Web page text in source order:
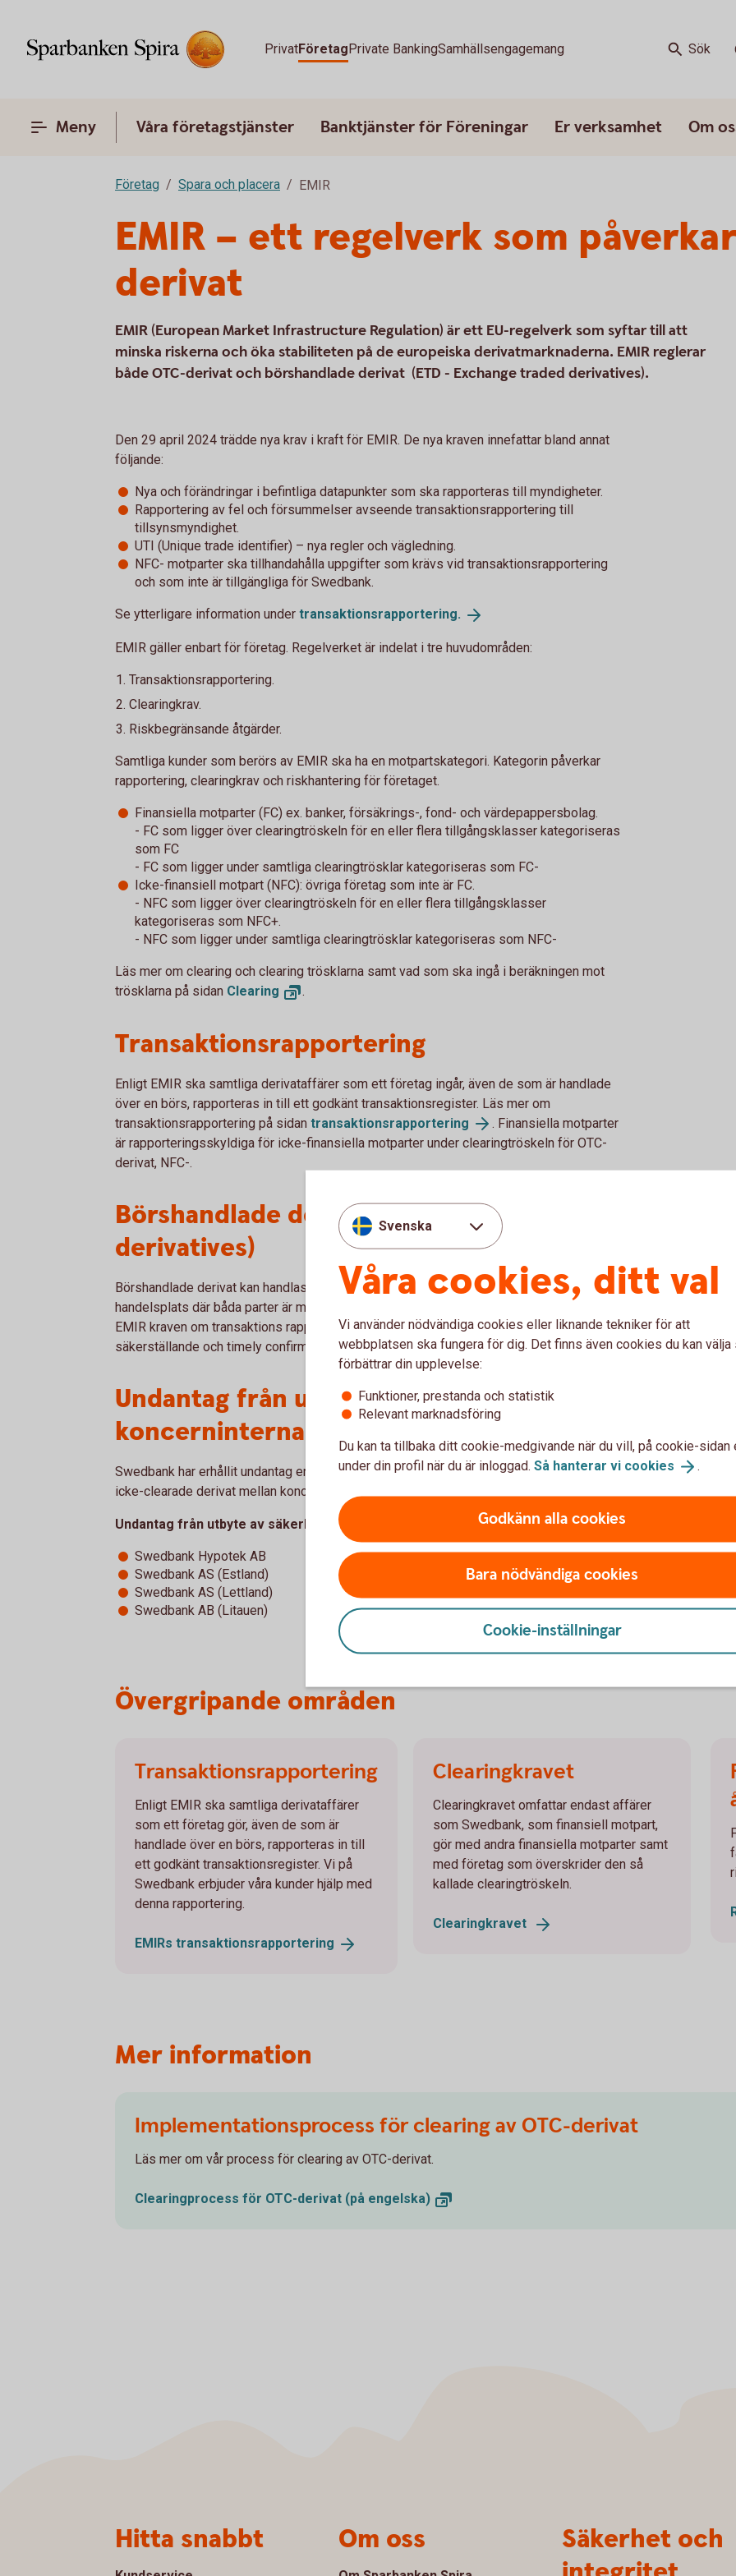
PrivatFöretagPrivate BankingSamhällsengagemang Sök
Meny Våra företagstjänster Banktjänster för Föreningar Er verksamhet Om
Företag Spara och placera EMIR
EMIR – ett regelverk som
derivat
EMIR (European Market Infrastructure Regulation) är ett EU-regelverk som syftar till att
minska riskerna och öka stabiliteten på de europeiska derivatmarknaderna. EMIR reglerar
både OTC-derivat och börshandlade derivat (ETD - Exchange traded derivatives).
Den 29 april 2024 trädde nya krav i kraft för EMIR. De nya kraven innefattar bland annat
följande:
Nya och förändringar i befintliga datapunkter som ska rapporteras till myndigheter.
Rapportering av fel och försummelser avseende transaktionsrapportering till
tillsynsmyndighet.
UTI (Unique trade identifier) – nya regler och vägledning.
NFC- motparter ska tillhandahålla uppgifter som krävs vid transaktionsrapportering
och som inte är tillgängliga för Swedbank.
Se ytterligare information under transaktionsrapportering.
EMIR gäller enbart för företag. Regelverket är indelat i tre huvudområden:
Transaktionsrapportering.
Clearingkrav.
Riskbegränsande åtgärder.
Samtliga kunder som berörs av EMIR ska ha en motpartskategori. Kategorin påverkar
rapportering, clearingkrav och riskhantering för företaget.
Finansiella motparter (FC) ex. banker, försäkrings-, fond- och värdepappersbolag.
- FC som ligger över clearingtröskeln för en eller flera tillgångsklasser kategoriseras
som FC
- FC som ligger under samtliga clearingtrösklar kategoriseras som FC-
Icke-finansiell motpart (NFC): övriga företag som inte är FC.
- NFC som ligger över clearingtröskeln för en eller flera tillgångsklasser
kategoriseras som NFC+.
- NFC som ligger under samtliga clearingtrösklar kategoriseras som NFC-
Läs mer om clearing och clearing trösklarna samt vad som ska ingå i beräkningen mot
trösklarna på sidan Clearing .
Transaktionsrapportering
Enligt EMIR ska samtliga derivataffärer som ett företag ingår, även de som är handlade
över en börs, rapporteras in till ett godkänt transaktionsregister. Läs mer om
transaktionsrapportering på sidan transaktionsrapportering
. Finansiella motparter
är rapporteringsskyldiga för icke-finansiella motparter under clearingtröskeln för OTC-
derivat, NFC-.
Börshandlade derivat (ETD – Exchange traded
derivatives)
Börshandlade derivat kan handlas antingen bilateralt mellan två parter eller via en
handelsplats där båda parter är medlemmar eller har tillgång till. För ETD gäller endast
EMIR kraven om transaktions rapportering (se nedan), övriga EMIR-krav så som clearing,
säkerställande och timely confirmation gäller endast för OTC derivat.
Undantag från utbyte av säkerheter för
koncerninterna bolag
Swedbank har erhållit undantag enligt EMIR artikel 11 p.6 från att utbyta säkerheter för
icke-clearade derivat mellan koncerninterna bolag.
Undantag från utbyte av säkerheter för koncerninterna bolag:
Swedbank Hypotek AB
Swedbank AS (Estland)
Swedbank AS (Lettland)
Swedbank AB (Litauen)
Övergripande områden
Transaktionsrapportering
Enligt EMIR ska samtliga derivataffärer
som ett företag gör, även de som är
handlade över en börs, rapporteras in till
ett godkänt transaktionsregister. Vi på
Swedbank erbjuder våra kunder hjälp med
denna rapportering.
EMIRs transaktionsrapportering
Clearingkravet
Clearingkravet omfattar endast affärer
som Swedbank, som finansiell motpart,
gör med andra finansiella motparter samt
med företag som överskrider den så
kallade clearingtröskeln.
Clearingkravet
Mer information
Implementationsprocess för clearing av OTC-derivat
Läs mer om vår process för clearing av OTC-derivat.
Clearingprocess för OTC-derivat (på engelska)
Svenska
Våra cookies, ditt val
Vi använder nödvändiga cookies eller liknande tekniker för att
webbplatsen ska fungera för dig. Det finns även cookies du kan välja
förbättrar din upplevelse:
Funktioner, prestanda och statistik
Relevant marknadsföring
Du kan ta tillbaka ditt cookie-medgivande när du vill, på cookie-sidan
under din profil när du är inloggad. Så hanterar vi cookies .
Godkänn alla cookies
Bara nödvändiga cookies
Cookie-inställningar
Hitta snabbt Om oss
Säkerhet och